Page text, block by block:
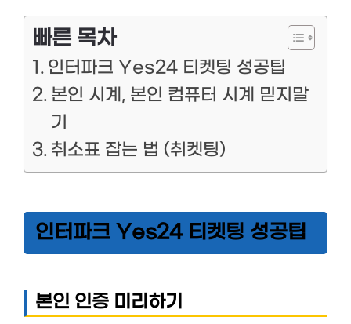
빠른 목차
인터파크 Yes24 티켓팅 성공팁
본인 시계, 본인 컴퓨터 시계 믿지말
기
취소표 잡는 법 (취켓팅)
인터파크 Yes24 티켓팅 성공팁
본인 인증 미리하기